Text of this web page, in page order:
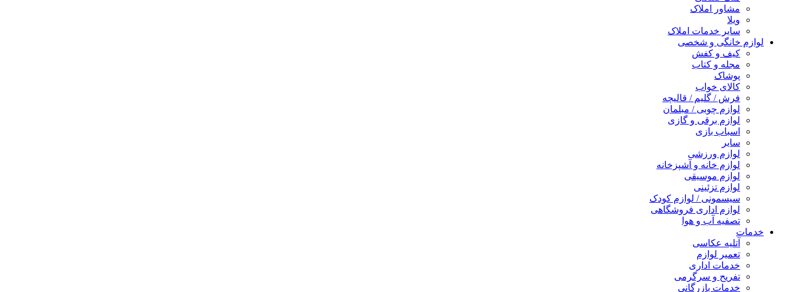
مشاور املاک
ویلا
سایر خدمات املاک
لوازم خانگی و شخصی
کیف و کفش
مجله و کتاب
پوشاک
کالای خواب
فرش / گلیم / قالیچه
لوازم چوبی / مبلمان
لوازم برقی و گازی
اسباب بازی
سایر
لوازم ورزشی
لوازم خانه و آشپزخانه
لوازم موسیقی
لوازم تزئینی
سیسمونی / لوازم کودک
لوازم اداری فروشگاهی
تصفیه آب و هوا
خدمات
آتلیه عکاسی
تعمیر لوازم
خدمات اداری
تفریح و سرگرمی
خدمات بازرگانی